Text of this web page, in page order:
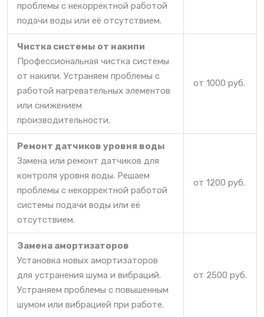
проблемы с некорректной работой
подачи воды или её отсутствием.
Чистка системы от накипи
Профессиональная чистка системы
от накипи. Устраняем проблемы с
работой нагревательных элементов
или снижением
производительности.
от 1000 руб.
Ремонт датчиков уровня воды
Замена или ремонт датчиков для
контроля уровня воды. Решаем
проблемы с некорректной работой
системы подачи воды или её
отсутствием.
от 1200 руб.
Замена амортизаторов
Установка новых амортизаторов
для устранения шума и вибраций.
Устраняем проблемы с повышенным
шумом или вибрацией при работе.
от 2500 руб.